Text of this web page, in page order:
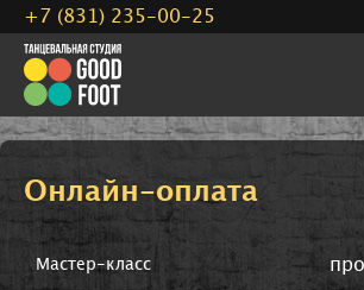
Онлайн-оплата
Мастер-класс
+7 (831) 235-00-25